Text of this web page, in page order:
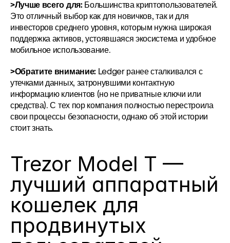
>Лучше всего для: Большинства криптопользователей.
Это отличный выбор как для новичков, так и для
инвесторов среднего уровня, которым нужна широкая
поддержка активов, устоявшаяся экосистема и удобное
мобильное использование.
>Обратите внимание: Ledger ранее сталкивался с
утечками данных, затронувшими контактную
информацию клиентов (но не приватные ключи или
средства). С тех пор компания полностью перестроила
свои процессы безопасности, однако об этой истории
стоит знать.
Trezor Model T —
лучший аппаратный
кошелек для
продвинутых